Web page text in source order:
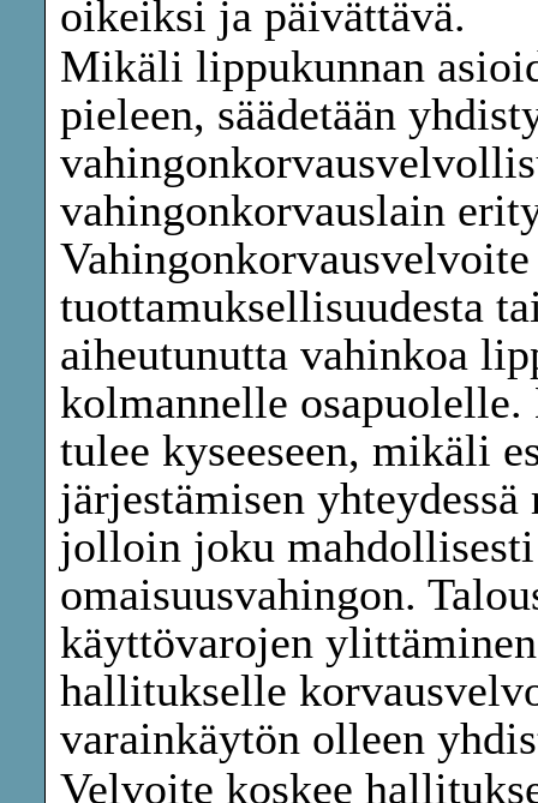
oikeiksi ja päivättävä.
Mikäli lippukunnan
pieleen, säädetään
vahingonkorvauslain
tuottamuksellisuudesta
aiheutunutta vahinkoa
kolmannelle
tulee kyseeseen, mikäli
järjestämisen
jolloin joku
omaisuusvahingon.
käyttövarojen
hallitukselle
varainkäytön olleen
Velvoite koskee